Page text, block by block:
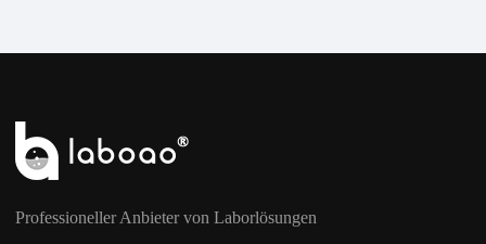
Professioneller Anbieter von Laborlösungen